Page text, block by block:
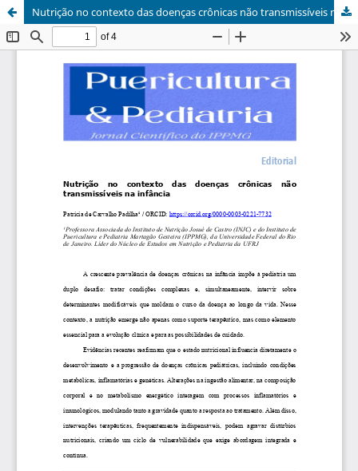
Nutrição no contexto das doenças crônicas não transmissíveis na infância